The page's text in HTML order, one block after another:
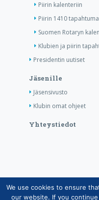
Piirin kalenteriin
Piirin 1410
Suomen Rotaryn
Klubien ja piirin
Presidentin uutiset
Jäsenille
Jäsensivusto
Klubin omat ohjeet
Yhteystiedot
Copyright ©
We use cookies to ensure
our website. If you